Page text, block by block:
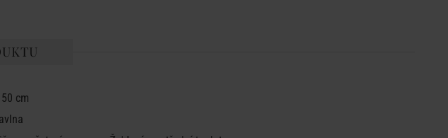
cm